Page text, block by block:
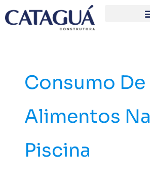
para
Consumo De
Alimentos Na
Piscina